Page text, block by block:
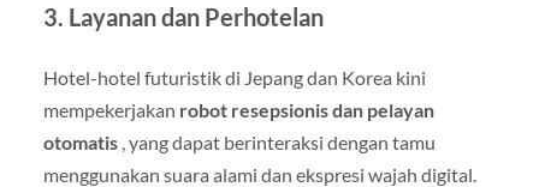
3. Layanan dan Perhotelan
Hotel-hotel futuristik di Jepang dan Korea kini
mempekerjakan robot resepsionis dan pelayan
otomatis , yang dapat berinteraksi dengan tamu
menggunakan suara alami dan ekspresi wajah digital.